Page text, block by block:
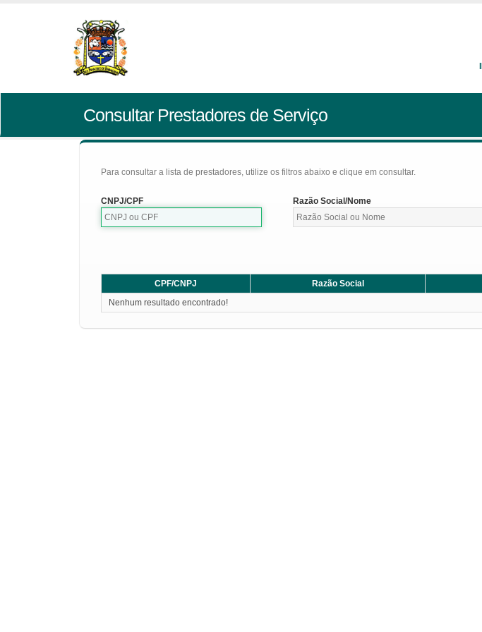
Consultar Prestadores de Serviço
Para consultar a lista de prestadores, utilize os filtros abaixo e clique em consultar.
CNPJ/CPF Razão Social/Nome
CPF/CNPJ Razão Social
Nenhum resultado encontrado!